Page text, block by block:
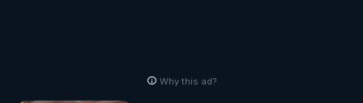
Why this ad?